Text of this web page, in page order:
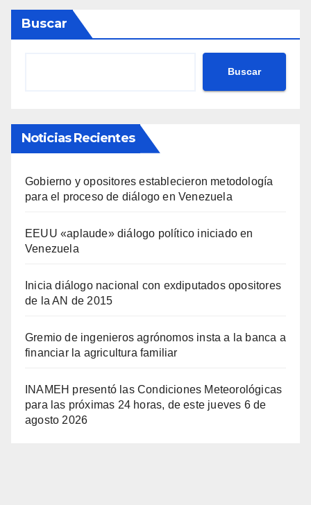
Buscar
Buscar
Noticias Recientes
Gobierno y opositores establecieron metodología
para el proceso de diálogo en Venezuela
EEUU «aplaude» diálogo político iniciado en
Venezuela
Inicia diálogo nacional con exdiputados opositores
de la AN de 2015
Gremio de ingenieros agrónomos insta a la banca a
financiar la agricultura familiar
INAMEH presentó las Condiciones Meteorológicas
para las próximas 24 horas, de este jueves 6 de
agosto 2026